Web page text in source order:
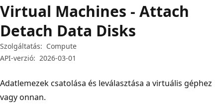
Virtual Machines - Attach
Detach Data Disks
Szolgáltatás: Compute
API-verzió: 2026-03-01
Adatlemezek csatolása és leválasztása a virtuális géphez
vagy onnan.